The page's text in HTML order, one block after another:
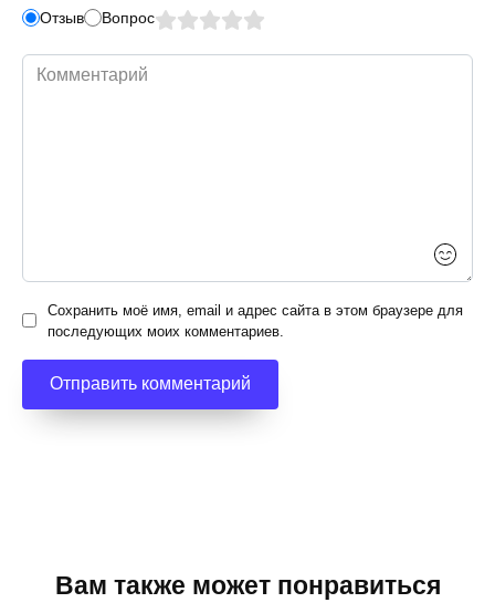
Отзыв Вопрос
Комментарий
Сохранить моё имя, email и адрес сайта в этом браузере для
последующих моих комментариев.
Вам также может понравиться